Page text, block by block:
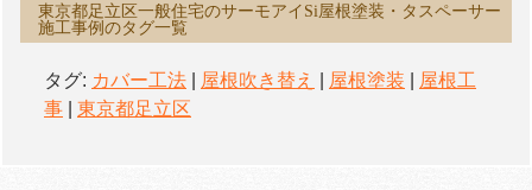
東京都足立区一般住宅のサーモアイSi屋根塗装・タスペーサー
施工事例のタグ一覧
タグ: カバー工法 屋根吹き替え 屋根塗装
屋根工
事
東京都足立区